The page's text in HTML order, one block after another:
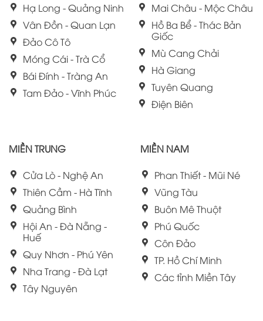
Hạ Long - Quảng Ninh
Vân Đồn - Quan Lạn
Đảo Cô Tô
Móng Cái - Trà Cổ
Bái Đính - Tràng An
Tam Đảo - Vĩnh Phúc
Mai Châu - Mộc Châu
Hồ Ba Bể - Thác Bản
Giốc
Mù Cang Chải
Hà Giang
Tuyên Quang
Điện Biên
MIỀN TRUNG
Cửa Lò - Nghệ An
Thiên Cầm - Hà Tĩnh
Quảng Bình
Hội An - Đà Nẵng -
Huế
Quy Nhơn - Phú Yên
Nha Trang - Đà Lạt
Tây Nguyên
MIỀN NAM
Phan Thiết - Mũi Né
Vũng Tàu
Buôn Mê Thuột
Phú Quốc
Côn Đảo
TP. Hồ Chí Minh
Các tỉnh Miền Tây